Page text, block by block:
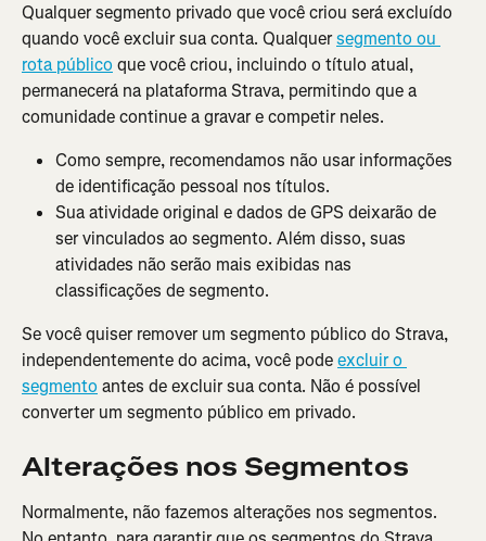
Qualquer segmento privado que você criou será excluído
quando você excluir sua conta. Qualquer segmento ou
rota público que você criou, incluindo o título atual,
permanecerá na plataforma Strava, permitindo que a
comunidade continue a gravar e competir neles.
Como sempre, recomendamos não usar informações
de identificação pessoal nos títulos.
Sua atividade original e dados de GPS deixarão de
ser vinculados ao segmento. Além disso, suas
atividades não serão mais exibidas nas
classificações de segmento.
Se você quiser remover um segmento público do Strava,
independentemente do acima, você pode excluir o
segmento antes de excluir sua conta. Não é possível
converter um segmento público em privado.
Alterações nos Segmentos
Normalmente, não fazemos alterações nos segmentos.